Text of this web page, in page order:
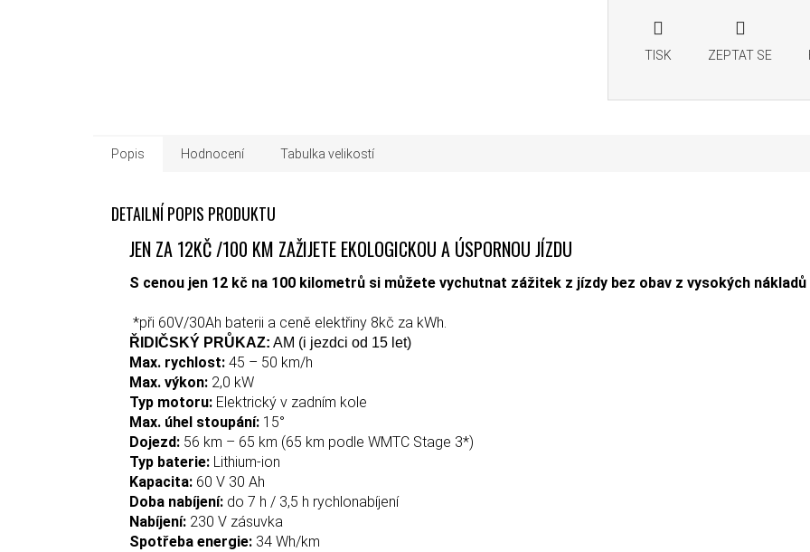
TISK ZEPTAT SE
Popis Hodnocení Tabulka velikostí
DETAILNÍ POPIS PRODUKTU
JEN ZA 12KČ /100 KM ZAŽIJETE EKOLOGICKOU A ÚSPORNOU JÍZDU
S cenou jen 12 kč na 100 kilometrů si můžete vychutnat zážitek z jízdy bez obav z vysokých nákladů
*při 60V/30Ah baterii a ceně elektřiny 8kč za kWh.
ŘIDIČSKÝ PRŮKAZ: AM (i jezdci od 15 let)
Max. rychlost: 45 – 50 km/h
Max. výkon: 2,0 kW
Typ motoru: Elektrický v zadním kole
Max. úhel stoupání: 15°
Dojezd: 56 km – 65 km (65 km podle WMTC Stage 3*)
Typ baterie: Lithium-ion
Kapacita: 60 V 30 Ah
Doba nabíjení: do 7 h / 3,5 h rychlonabíjení
Nabíjení: 230 V zásuvka
Spotřeba energie: 34 Wh/km